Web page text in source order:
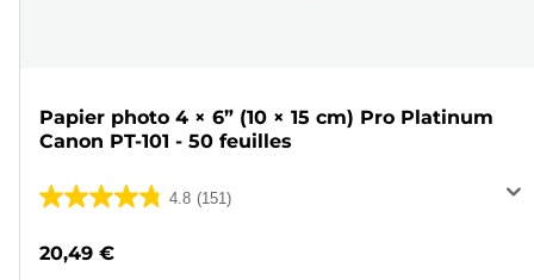
Papier photo 4 × 6” (10 × 15 cm) Pro Platinum
Canon PT-101 - 50 feuilles
4.8 (151)
4.8
5
20,49 €